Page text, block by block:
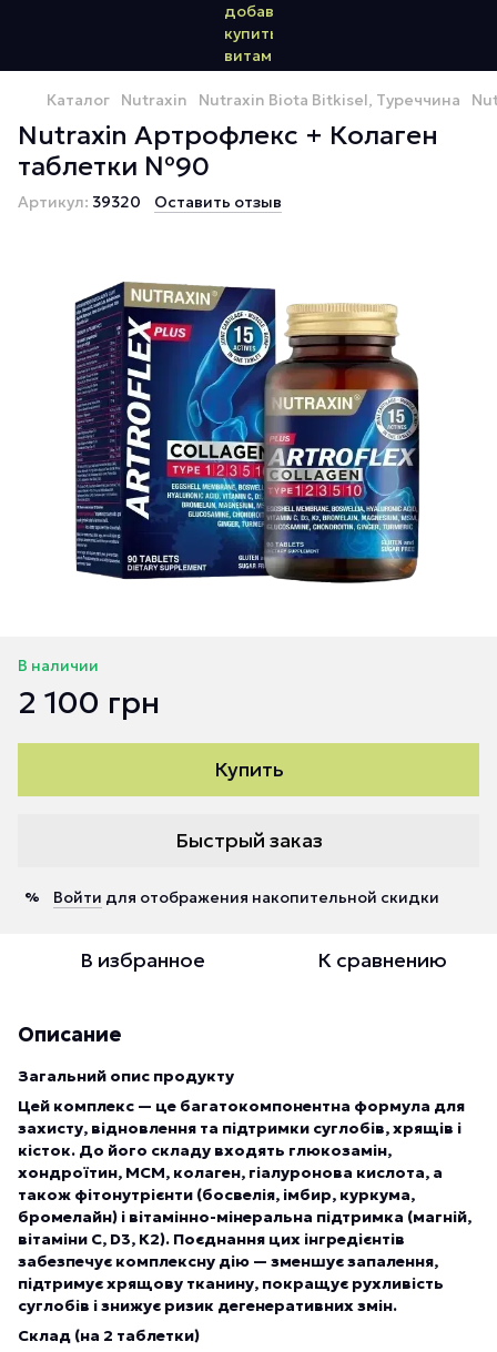
Каталог Nutraxin Nutraxin Biota Bitkisel, Туреччина
Nutraxin Артрофлекс + Колаген
таблетки №90
Артикул: 39320 Оставить отзыв
В наличии
2 100 грн
Купить
Быстрый заказ
% Войти для отображения накопительной скидки
В избранное К сравнению
Описание
Загальний опис продукту
Цей комплекс — це багатокомпонентна формула для
захисту, відновлення та підтримки суглобів, хрящів і
кісток. До його складу входять глюкозамін,
хондроїтин, МСМ, колаген, гіалуронова кислота, а
також фітонутрієнти (босвелія, імбир, куркума,
бромелайн) і вітамінно-мінеральна підтримка (магній,
вітаміни С, D3, К2). Поєднання цих інгредієнтів
забезпечує комплексну дію — зменшує запалення,
підтримує хрящову тканину, покращує рухливість
суглобів і знижує ризик дегенеративних змін.
Склад (на 2 таблетки)